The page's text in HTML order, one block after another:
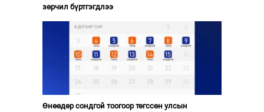
зөрчил бүртгэгдлээ
Өнөөдөр сондгой тоогоор төгссөн улсын